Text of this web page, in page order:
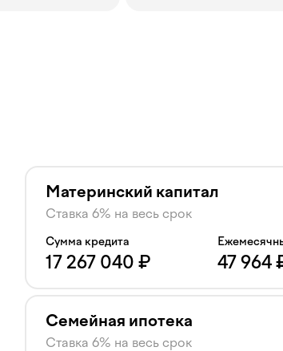
Материнский капитал
Ставка 6% на весь срок
Сумма кредита
17 267 040 ₽ 47 964
Семейная ипотека
Ставка 6% на весь срок